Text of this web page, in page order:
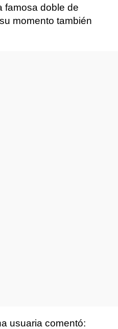
famosa doble de
momento también
usuaria comentó: